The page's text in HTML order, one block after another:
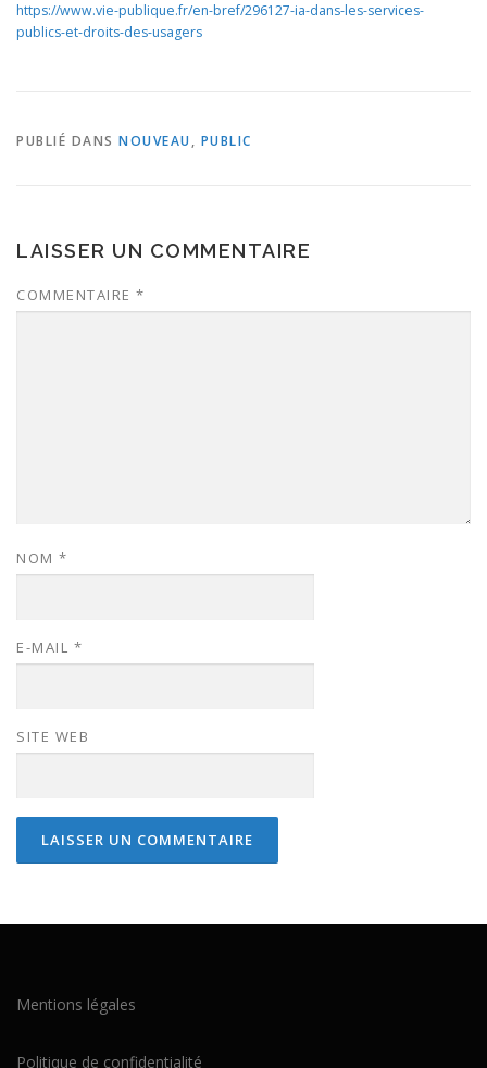
https://www.vie-publique.fr/en-bref/296127-ia-dans-les-services-
publics-et-droits-des-usagers
PUBLIÉ DANS NOUVEAU, PUBLIC
LAISSER UN COMMENTAIRE
COMMENTAIRE *
NOM *
E-MAIL *
SITE WEB
Mentions légales
Politique de confidentialité